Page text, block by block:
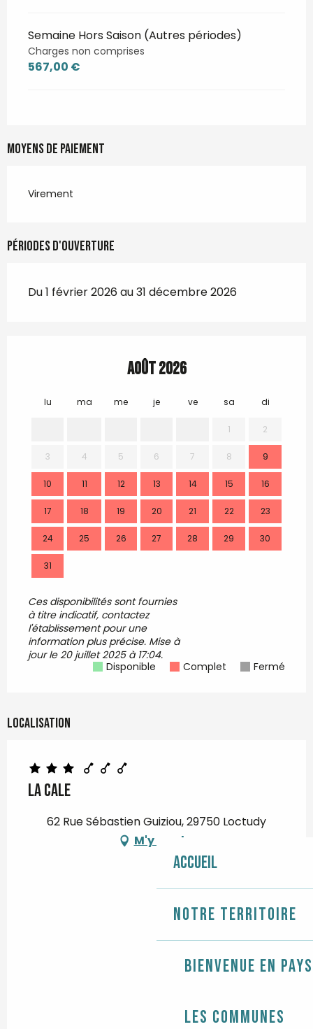
Accueil
Notre territoire
Bienvenue en
Les communes
Semaine Hors Saison (Autres périodes)
Charges non comprises
567,00 €
Moyens de paiement
Virement
Périodes d'ouverture
Du 1 février 2026 au 31 décembre 2026
Août 2026
lu ma me je ve sa di
1 2
3 4 5 6 7 8 9
10 11 12 13 14 15 16
17 18 19 20 21 22 23
24 25 26 27 28 29 30
31
Ces disponibilités sont fournies
à titre indicatif, contactez
l'établissement pour une
information plus précise. Mise à
jour le20 juillet 2025 à 17:04.
Disponible
Complet Fermé
Localisation
LA CALE
62 Rue Sébastien Guiziou, 29750 Loctudy
M'y rendre